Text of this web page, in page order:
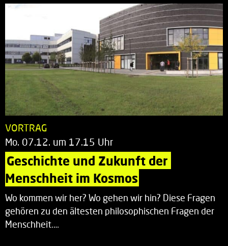
VORTRAG
Mo. 07.12. um 17.15 Uhr
Geschichte und Zukunft der
Menschheit im Kosmos
Wo kommen wir her? Wo gehen wir hin? Diese Fragen
gehören zu den ältesten philosophischen Fragen der
Menschheit.…